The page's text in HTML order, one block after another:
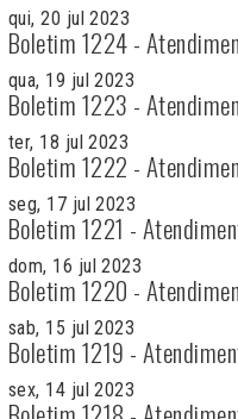
qui, 20 jul 2023
Boletim 1224 -
qua, 19 jul 2023
Boletim 1223 -
ter, 18 jul 2023
Boletim 1222 -
seg, 17 jul 2023
Boletim 1221 -
dom, 16 jul 2023
Boletim 1220 -
sab, 15 jul 2023
Boletim 1219 -
sex, 14 jul 2023